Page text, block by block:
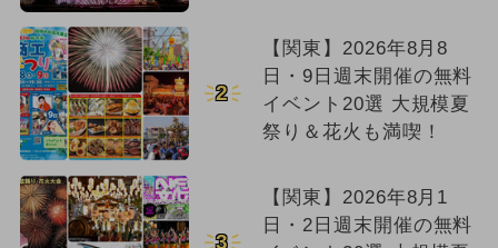
2
【関東】2026年8月8
日・9日週末開催の無料
イベント20選 大規模夏
祭り＆花火も満喫！
3
【関東】2026年8月1
日・2日週末開催の無料